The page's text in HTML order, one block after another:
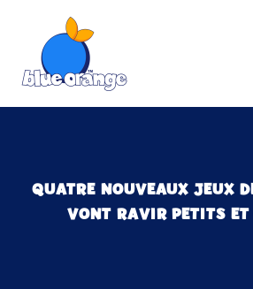
QUATRE NOUVEAUX JEUX
VONT RAVIR PETITS ET